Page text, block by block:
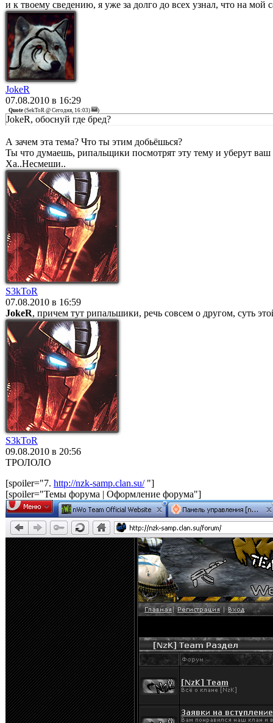
и к твоему сведению, я уже за долго до всех узнал, что на
JokeR
07.08.2010 в 16:29
Quote (SekToR @ Сегодня, 16:03) )
JokeR, обоснуй где бред?
А зачем эта тема? Что ты этим добьёшься?
Ты что думаешь, рипальщики посмотрят эту тему и уберут ваш
Ха..Несмеши..
S3kToR
07.08.2010 в 16:59
JokeR, причем тут рипальшики, речь совсем о другом, суть
S3kToR
09.08.2010 в 20:56
ТРОЛОЛО
[spoiler="7. http://nzk-samp.clan.su/"]
[spoiler="Темы форума | Оформление форума"]